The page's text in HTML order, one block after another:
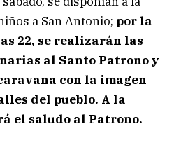
a San Antonio; por la
22, se realizarán las
al Santo Patrono y
con la imagen
del pueblo. A la
el saludo al Patrono.